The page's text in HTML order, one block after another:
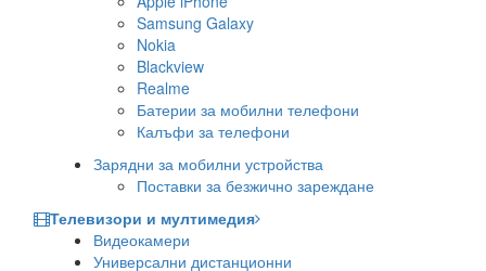
Samsung Galaxy
Nokia
Blackview
Realme
Батерии за мобилни телефони
Калъфи за телефони
Зарядни за мобилни устройства
Поставки за безжично зареждане
Телевизори и мултимедия
Видеокамери
Универсални дистанционни